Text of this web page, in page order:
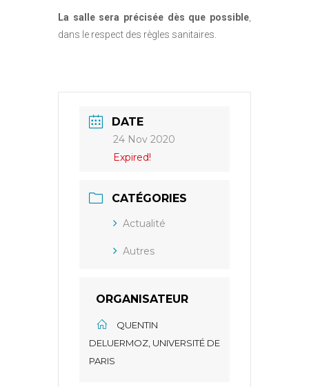
La salle sera précisée dès que possible
dans le respect des règles sanitaires.
DATE
24 Nov 2020
Expired!
CATÉGORIES
Actualité
Autres
ORGANISATEUR
QUENTIN
DELUERMOZ, UNIVERSITÉ DE
PARIS